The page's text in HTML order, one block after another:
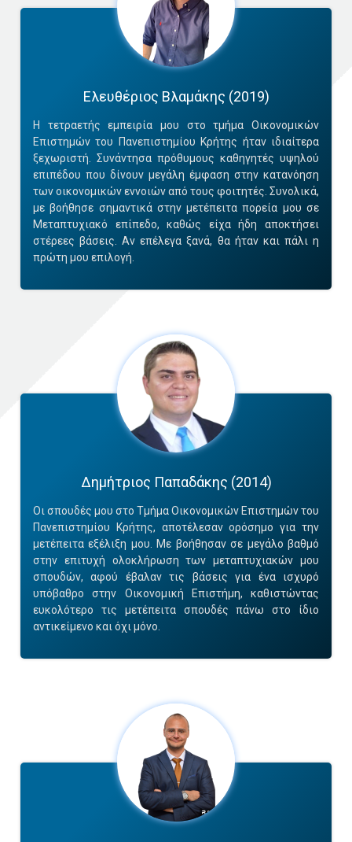
Ελευθέριος Βλαμάκης (2019)
Η τετραετής εμπειρία μου στο τμήμα Οικονομικών
Επιστημών του Πανεπιστημίου Κρήτης ήταν ιδιαίτερα
ξεχωριστή. Συνάντησα πρόθυμους καθηγητές υψηλού
επιπέδου που δίνουν μεγάλη έμφαση στην κατανόηση
των οικονομικών εννοιών από τους φοιτητές. Συνολικά,
με βοήθησε σημαντικά στην μετέπειτα πορεία μου σε
Μεταπτυχιακό επίπεδο, καθώς είχα ήδη αποκτήσει
στέρεες βάσεις. Αν επέλεγα ξανά, θα ήταν και πάλι η
πρώτη μου επιλογή.
Δημήτριος Παπαδάκης (2014)
Οι σπουδές μου στο Τμήμα Οικονομικών Επιστημών του
Πανεπιστημίου Κρήτης, αποτέλεσαν ορόσημο για την
μετέπειτα εξέλιξη μου. Με βοήθησαν σε μεγάλο βαθμό
στην επιτυχή ολοκλήρωση των μεταπτυχιακών μου
σπουδών, αφού έβαλαν τις βάσεις για ένα ισχυρό
υπόβαθρο στην Οικονομική Επιστήμη, καθιστώντας
ευκολότερο τις μετέπειτα σπουδές πάνω στο ίδιο
αντικείμενο και όχι μόνο.